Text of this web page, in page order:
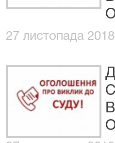
27 листопада